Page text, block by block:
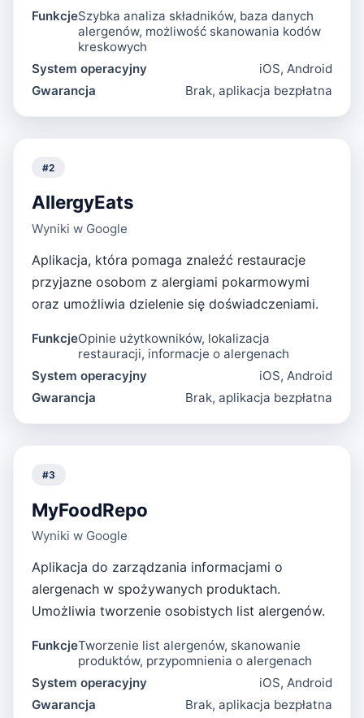
FunkcjeSzybka analiza składników, baza danych
alergenów, możliwość skanowania kodów
kreskowych
System operacyjny
iOS, Android
Gwarancja
Brak, aplikacja bezpłatna
#2
AllergyEats
Wyniki w Google
Aplikacja, która pomaga znaleźć restauracje
przyjazne osobom z alergiami pokarmowymi
oraz umożliwia dzielenie się doświadczeniami.
FunkcjeOpinie użytkowników, lokalizacja
restauracji, informacje o alergenach
System operacyjny
iOS, Android
Gwarancja
Brak, aplikacja bezpłatna
#3
MyFoodRepo
Wyniki w Google
Aplikacja do zarządzania informacjami o
alergenach w spożywanych produktach.
Umożliwia tworzenie osobistych list alergenów.
FunkcjeTworzenie list alergenów, skanowanie
produktów, przypomnienia o alergenach
System operacyjny
iOS, Android
Gwarancja
Brak, aplikacja bezpłatna